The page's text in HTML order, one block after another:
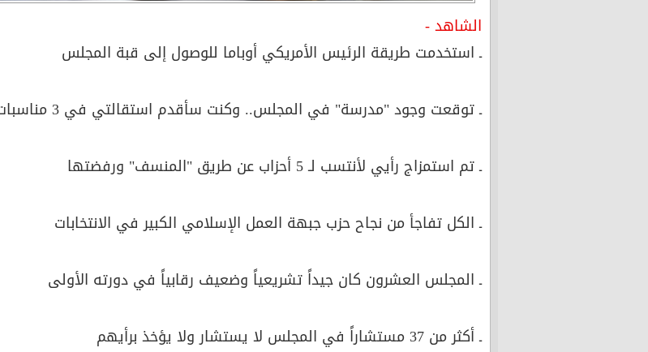
الشاهد -
ـ استخدمت طريقة الرئيس الأمريكي أوباما للوصول إلى قبة المجلس
ـ توقعت وجود "مدرسة" في المجلس.. وكنت سأقدم استقالتي في 3 مناسبات
ـ تم استمزاج رأيي لأنتسب لـ 5 أحزاب عن طريق "المنسف" ورفضتها
ـ الكل تفاجأ من نجاح حزب جبهة العمل الإسلامي الكبير في الانتخابات
ـ المجلس العشرون كان جيداً تشريعياً وضعيف رقابياً في دورته الأولى
ـ أكثر من 37 مستشاراً في المجلس لا يستشار ولا يؤخذ برأيهم